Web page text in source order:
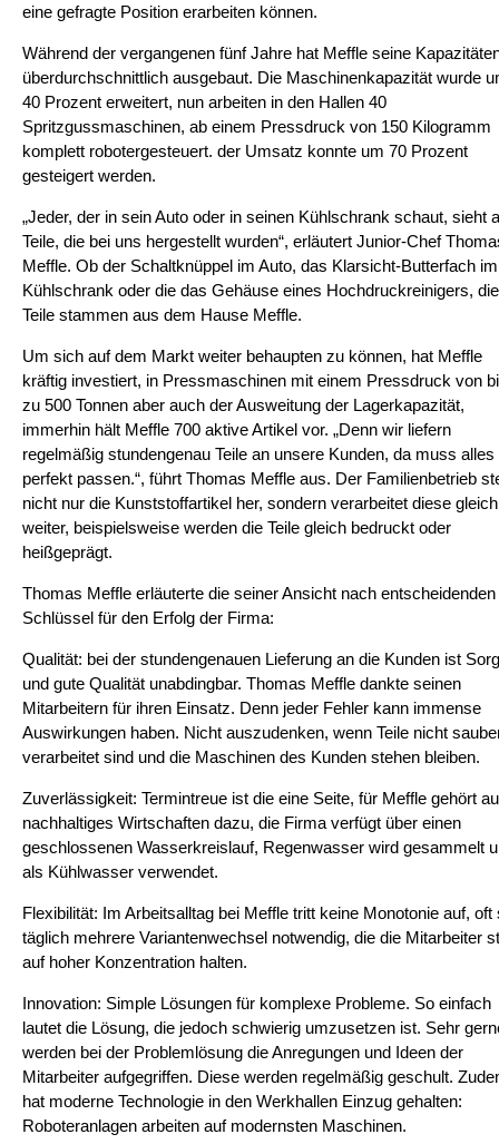
eine gefragte Position erarbeiten können.
Während der vergangenen fünf Jahre hat Meffle seine
überdurchschnittlich ausgebaut. Die Maschinenkapazität wurde
40 Prozent erweitert, nun arbeiten in den Hallen 40
Spritzgussmaschinen, ab einem Pressdruck von 150 Kilogramm
komplett robotergesteuert. der Umsatz konnte um 70 Prozent
gesteigert werden.
„Jeder, der in sein Auto oder in seinen Kühlschrank schaut, sieht
Teile, die bei uns hergestellt wurden“, erläutert Junior-Chef
Meffle. Ob der Schaltknüppel im Auto, das Klarsicht-Butterfach im
Kühlschrank oder die das Gehäuse eines Hochdruckreinigers,
Teile stammen aus dem Hause Meffle.
Um sich auf dem Markt weiter behaupten zu können, hat Meffle
kräftig investiert, in Pressmaschinen mit einem Pressdruck von
zu 500 Tonnen aber auch der Ausweitung der Lagerkapazität,
immerhin hält Meffle 700 aktive Artikel vor. „Denn wir liefern
regelmäßig stundengenau Teile an unsere Kunden, da muss alles
perfekt passen.“, führt Thomas Meffle aus. Der Familienbetrieb
nicht nur die Kunststoffartikel her, sondern verarbeitet diese gleich
weiter, beispielsweise werden die Teile gleich bedruckt oder
heißgeprägt.
Thomas Meffle erläuterte die seiner Ansicht nach entscheidenden
Schlüssel für den Erfolg der Firma:
Qualität: bei der stundengenauen Lieferung an die Kunden ist
und gute Qualität unabdingbar. Thomas Meffle dankte seinen
Mitarbeitern für ihren Einsatz. Denn jeder Fehler kann immense
Auswirkungen haben. Nicht auszudenken, wenn Teile nicht
verarbeitet sind und die Maschinen des Kunden stehen bleiben.
Zuverlässigkeit: Termintreue ist die eine Seite, für Meffle gehört
nachhaltiges Wirtschaften dazu, die Firma verfügt über einen
geschlossenen Wasserkreislauf, Regenwasser wird gesammelt
als Kühlwasser verwendet.
Flexibilität: Im Arbeitsalltag bei Meffle tritt keine Monotonie auf, oft
täglich mehrere Variantenwechsel notwendig, die die Mitarbeiter
auf hoher Konzentration halten.
Innovation: Simple Lösungen für komplexe Probleme. So einfach
lautet die Lösung, die jedoch schwierig umzusetzen ist. Sehr
werden bei der Problemlösung die Anregungen und Ideen der
Mitarbeiter aufgegriffen. Diese werden regelmäßig geschult.
hat moderne Technologie in den Werkhallen Einzug gehalten:
Roboteranlagen arbeiten auf modernsten Maschinen.